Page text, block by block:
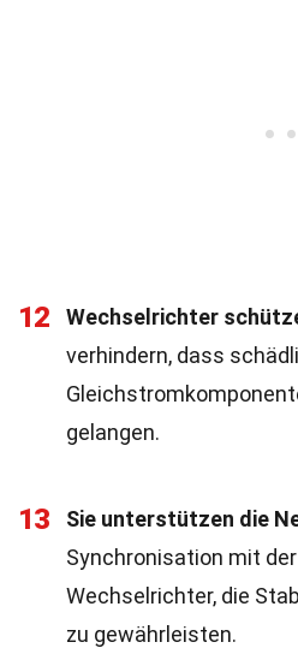
12 Wechselrichter
verhindern, dass
gelangen.
13 Sie unterstützen die
Synchronisation mit
Wechselrichter, die
zu gewährleisten.